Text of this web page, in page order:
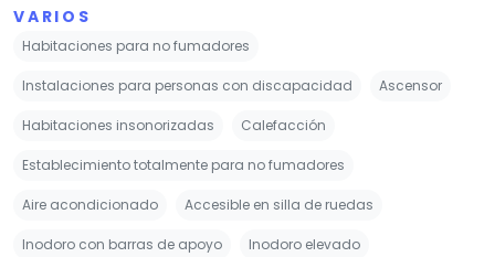
VARIOS
Habitaciones para no fumadores
Instalaciones para personas con discapacidad Ascensor
Habitaciones insonorizadas Calefacción
Establecimiento totalmente para no fumadores
Aire acondicionado Accesible en silla de ruedas
Inodoro con barras de apoyo Inodoro elevado